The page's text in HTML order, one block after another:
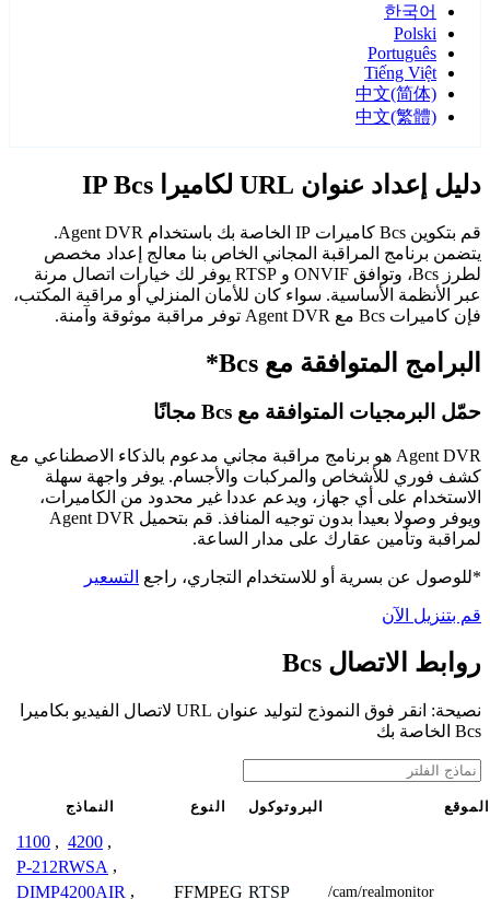
한국어
Polski
Português
Tiếng Việt
中文(简体)
中文(繁體)
دليل إعداد عنوان URL لكاميرا IP Bcs
قم بتكوين Bcs كاميرات IP الخاصة بك باستخدام Agent DVR.
يتضمن برنامج المراقبة المجاني الخاص بنا معالج إعداد مخصص
لطرز Bcs، وتوافق ONVIF و RTSP يوفر لك خيارات اتصال مرنة
عبر الأنظمة الأساسية. سواء كان للأمان المنزلي أو مراقبة المكتب،
فإن كاميرات Bcs مع Agent DVR توفر مراقبة موثوقة وآمنة.
البرامج المتوافقة مع Bcs*
حمّل البرمجيات المتوافقة مع Bcs مجانًا
Agent DVR هو برنامج مراقبة مجاني مدعوم بالذكاء الاصطناعي مع
كشف فوري للأشخاص والمركبات والأجسام. يوفر واجهة سهلة
الاستخدام على أي جهاز، ويدعم عددا غير محدود من الكاميرات،
ويوفر وصولا بعيدا بدون توجيه المنافذ. قم بتحميل Agent DVR
لمراقبة وتأمين عقارك على مدار الساعة.
*للوصول عن بسرية أو للاستخدام التجاري، راجع التسعير
قم بتنزيل الآن
روابط الاتصال Bcs
نصيحة: انقر فوق النموذج لتوليد عنوان URL لاتصال الفيديو بكاميرا
Bcs الخاصة بك
النماذج النوع البروتوكول
1100 , 4200 ,
P-212RWSA ,
DIMP4200AIR , FFMPEG RTSP /cam/realmonitor